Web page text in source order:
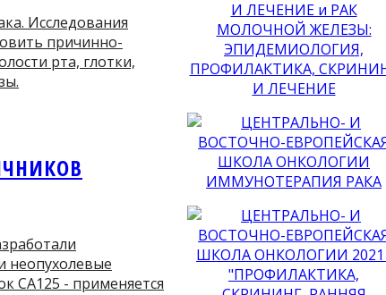
Исследования
причинно-
рта, глотки,
неопухолевые
СА125 - применяется